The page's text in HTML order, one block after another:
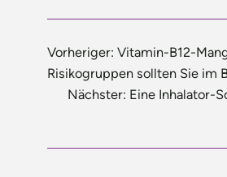
Vorheriger: Vitamin-B12-
Risikogruppen sollten Sie im
Nächster: Eine Inhalator-